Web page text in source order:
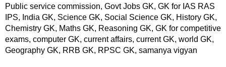
Public service commission, Govt Jobs GK, GK for IAS RAS
IPS, India GK, Science GK, Social Science GK, History GK,
Chemistry GK, Maths GK, Reasoning GK, GK for competitive
exams, computer GK, current affairs, current GK, world GK,
Geography GK, RRB GK, RPSC GK, samanya vigyan